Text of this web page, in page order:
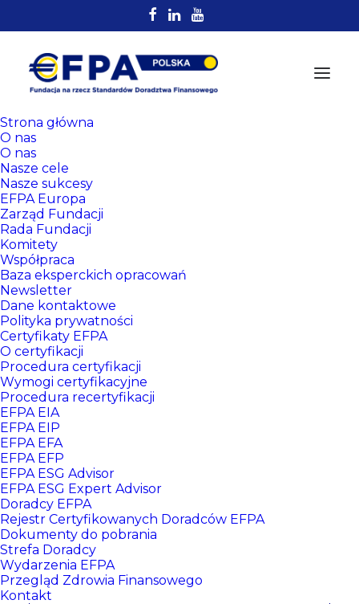
Strona główna
O nas
O nas
Nasze cele
Nasze sukcesy
EFPA Europa
Zarząd Fundacji
Rada Fundacji
Komitety
Współpraca
Baza eksperckich opracowań
Newsletter
Dane kontaktowe
Polityka prywatności
Certyfikaty EFPA
O certyfikacji
Procedura certyfikacji
Wymogi certyfikacyjne
Procedura recertyfikacji
EFPA EIA
EFPA EIP
EFPA EFA
EFPA EFP
EFPA ESG Advisor
EFPA ESG Expert Advisor
Doradcy EFPA
Rejestr Certyfikowanych Doradców EFPA
Dokumenty do pobrania
Strefa Doradcy
Wydarzenia EFPA
Przegląd Zdrowia Finansowego
Kontakt
Rejestr
Certyfikowanych
Doradców EFPA
Sylwia Janowicz
Bank Millennium S.A.
CERTYFIKATY: